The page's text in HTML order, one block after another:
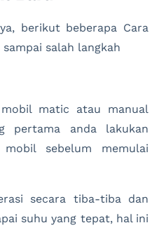
berikut beberapa Cara
salah langkah
matic atau manual
pertama anda lakukan
sebelum memulai
secara tiba-tiba dan
suhu yang tepat, hal ini